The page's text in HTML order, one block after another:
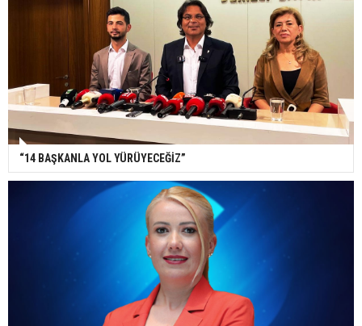
“14 BAŞKANLA YOL YÜRÜYECEĞİZ”